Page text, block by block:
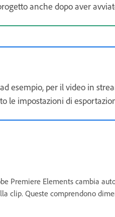
anche dopo aver
esempio, per il video in
le impostazioni di
Premiere Elements cambia
clip. Queste comprendono